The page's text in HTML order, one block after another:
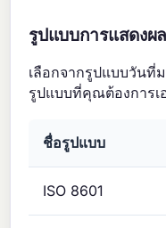
รูปแบบการแสดง
เลือกจากรูปแบบวันที่
รูปแบบที่คุณต้องการเ
ชื่อรูปแบบ
ISO 8601